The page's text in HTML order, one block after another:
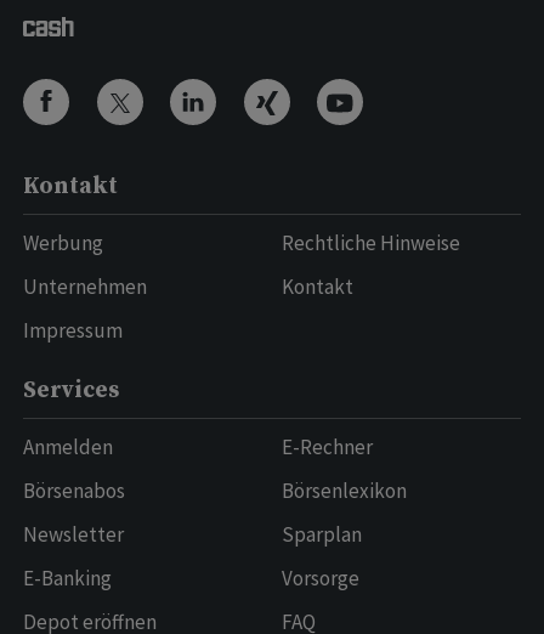
Kontakt
Werbung
Unternehmen
Impressum
Rechtliche Hinweise
Kontakt
Services
Anmelden
Börsenabos
Newsletter
E-Banking
Depot eröffnen
E-Rechner
Börsenlexikon
Sparplan
Vorsorge
FAQ